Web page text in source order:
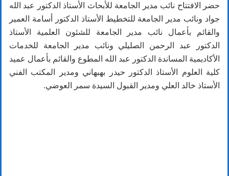
حضر الافتتاح نائب مدير الجامعة للأبحاث الأستاذ الدكتور عبد الله
جواد ونائب مدير الجامعة للتخطيط الأستاذ الدكتور أسامة العمير
والقائم بأعمال نائب مدير الجامعة للشئون العلمية الأستاذ
الدكتور عبد الرحمن الصليلي ونائب مدير الجامعة للخدمات
الأكاديمية المساندة الدكتور عبد الله المطوع والقائم بأعمال عميد
كلية العلوم الأستاذ الدكتور حيدر بهبهاني ومدير المكتب الفني
الأستاذ خالد العلي ومدير القبول السيدة سمر العوضي.